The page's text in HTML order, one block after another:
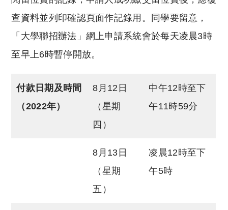
查資料並列印確認頁面作記錄用。同學要留意，
「大學聯招辦法」網上申請系統會於每天凌晨3時
至早上6時暫停開放。
付款日期及時間
（2022年）
8月12日
（星期
四）
中午12時至下
午11時59分
8月13日
（星期
五）
凌晨12時至下
午5時